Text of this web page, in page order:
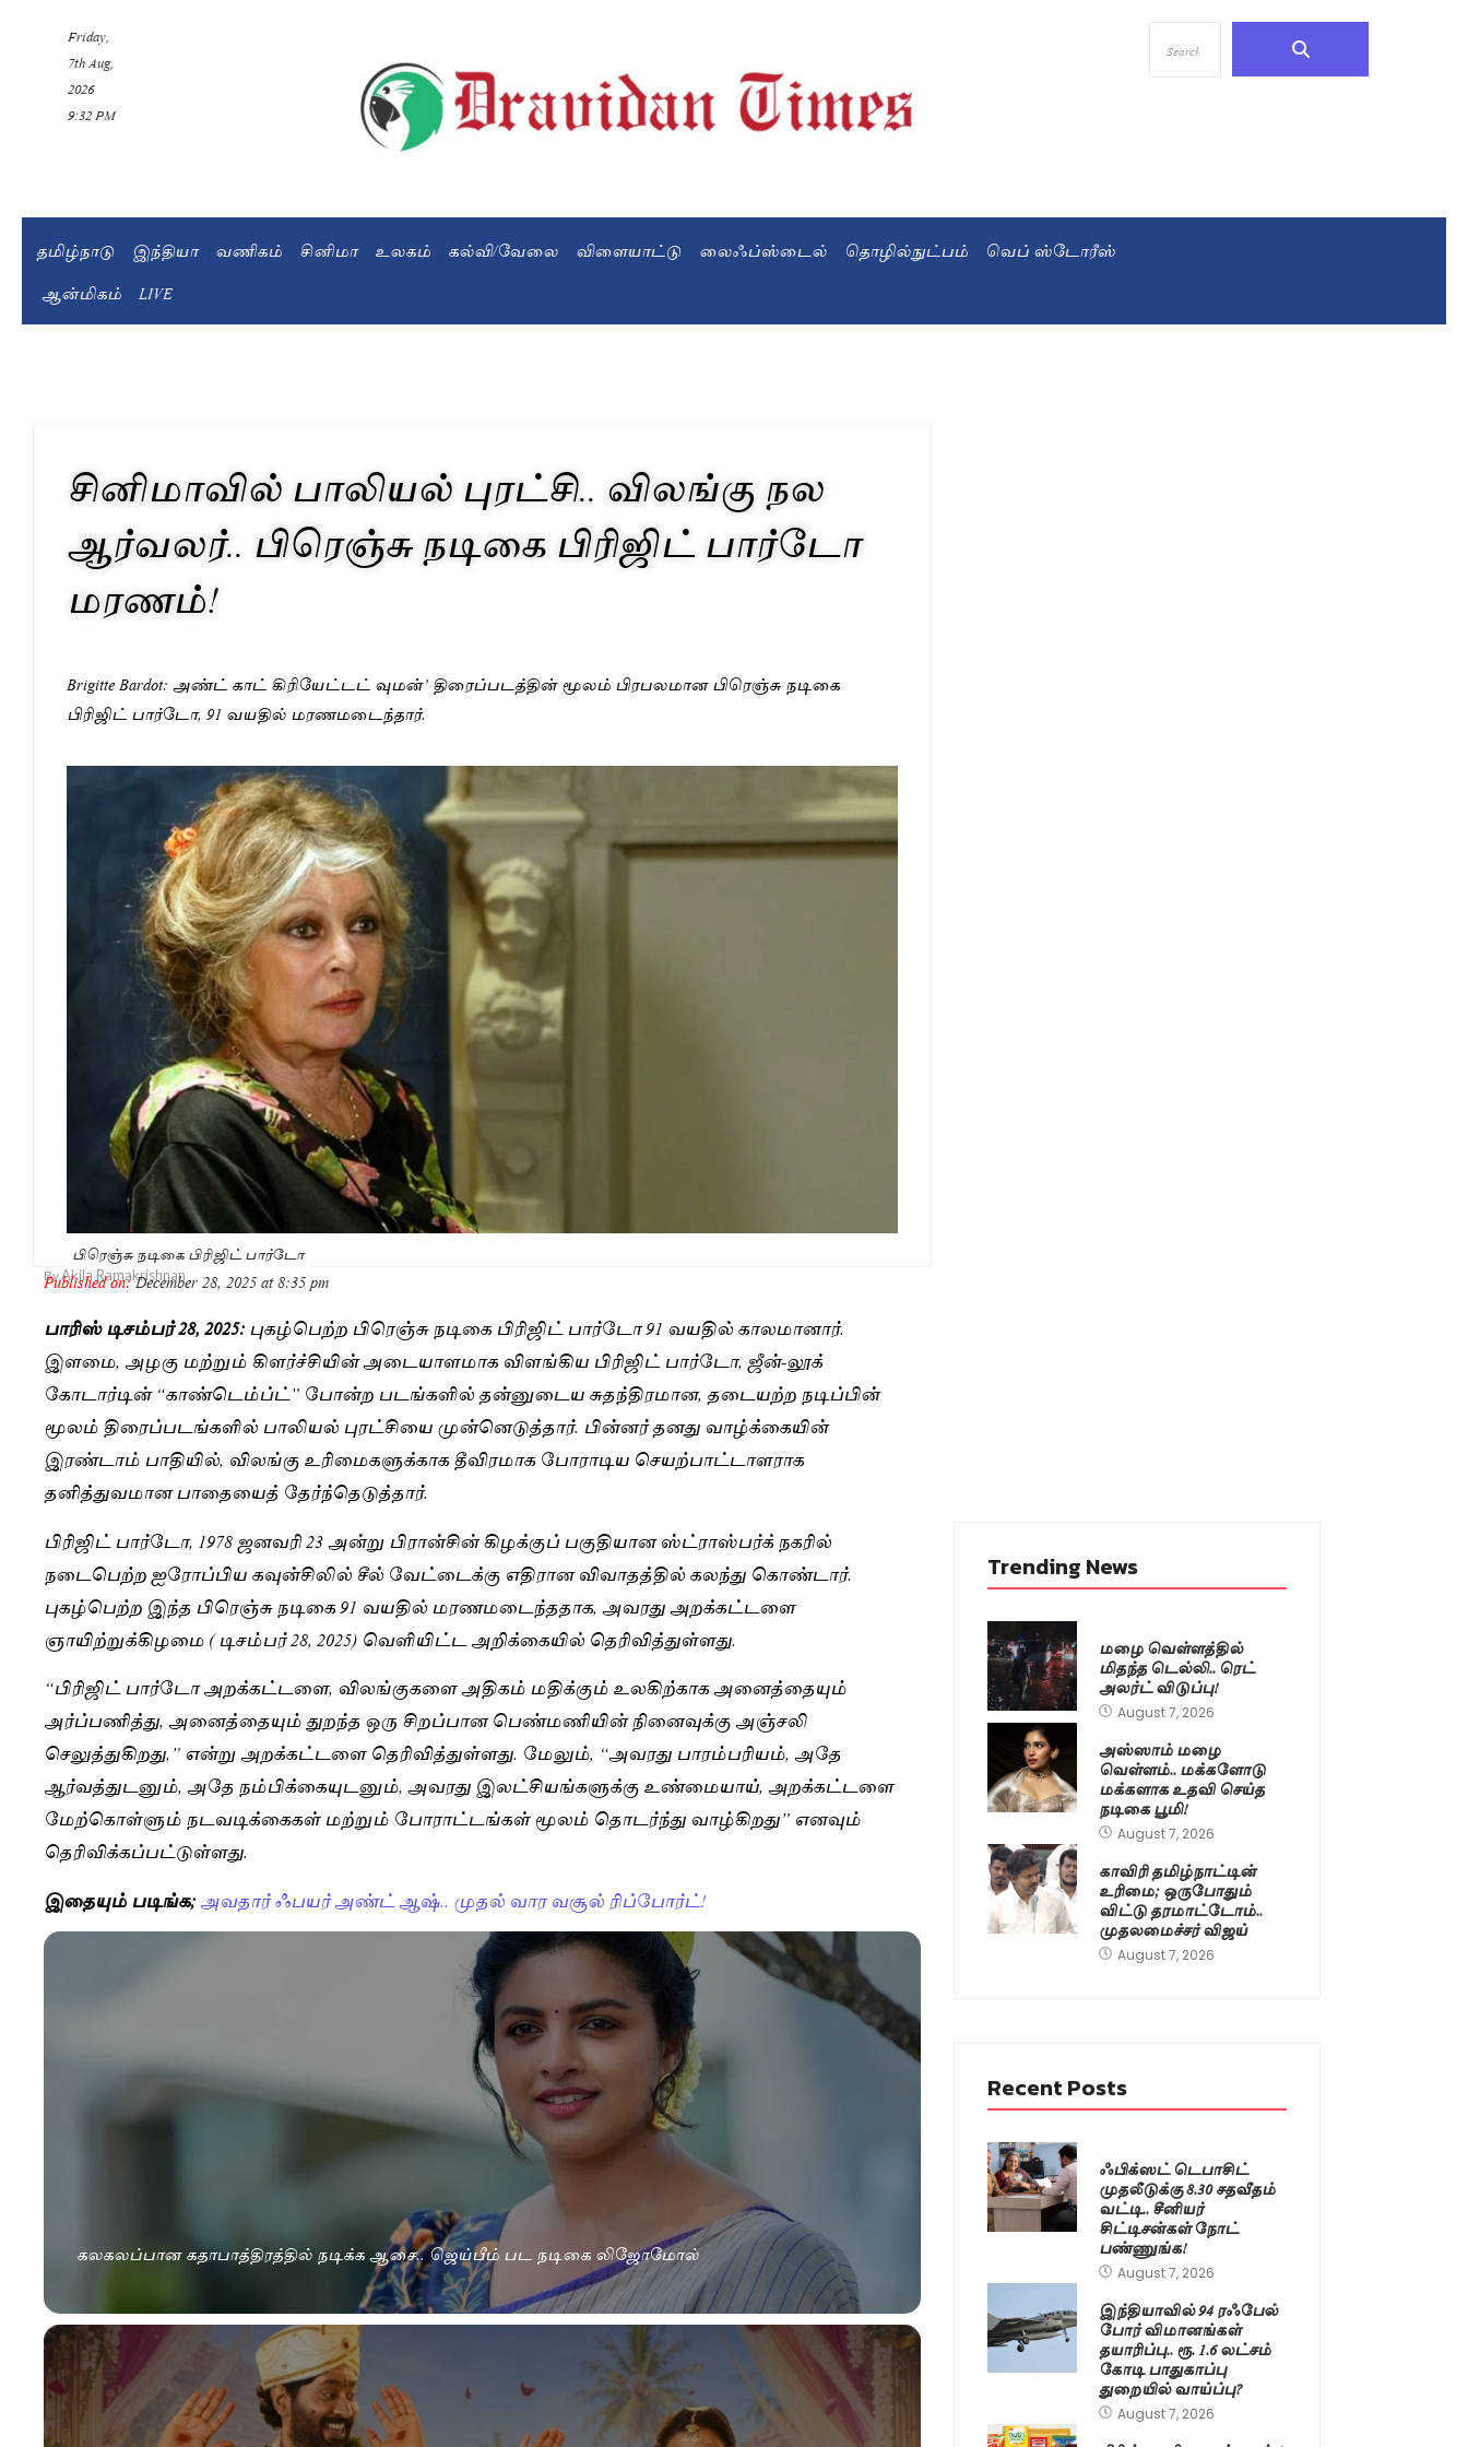
Friday,
7th Aug,
2026
9:32 PM
தமிழ்நாடு இந்தியா வணிகம் சினிமா உலகம் கல்வி/வேலை விளையாட்டு லைஃப்ஸ்டைல் தொழில்நுட்பம்
வெப் ஸ்டோரீஸ்
ஆன்மிகம்
LIVE
சினிமாவில் பாலியல் புரட்சி.. விலங்கு நல
ஆர்வலர்.. பிரெஞ்சு நடிகை பிரிஜிட் பார்டோ
மரணம்!
Brigitte Bardot: அண்ட் காட் கிரியேட்டட் வுமன்’ திரைப்படத்தின் மூலம் பிரபலமான பிரெஞ்சு நடிகை
பிரிஜிட் பார்டோ, 91 வயதில் மரணமடைந்தார்.
பிரெஞ்சு நடிகை பிரிஜிட் பார்டோ
ByAkila Ramakrishnan
Published on:December 28, 2025 at 8:35 pm
பாரிஸ் டிசம்பர் 28, 2025:புகழ்பெற்ற பிரெஞ்சு நடிகை பிரிஜிட் பார்டோ 91 வயதில் காலமானார்.
இளமை, அழகு மற்றும் கிளர்ச்சியின் அடையாளமாக விளங்கிய பிரிஜிட் பார்டோ, ஜீன்-லூக்
கோடார்டின் “காண்டெம்ப்ட்” போன்ற படங்களில் தன்னுடைய சுதந்திரமான, தடையற்ற நடிப்பின்
மூலம் திரைப்படங்களில் பாலியல் புரட்சியை முன்னெடுத்தார். பின்னர் தனது வாழ்க்கையின்
இரண்டாம் பாதியில், விலங்கு உரிமைகளுக்காக தீவிரமாக போராடிய செயற்பாட்டாளராக
தனித்துவமான பாதையைத் தேர்ந்தெடுத்தார்.
பிரிஜிட் பார்டோ, 1978 ஜனவரி 23 அன்று பிரான்சின் கிழக்குப் பகுதியான ஸ்ட்ராஸ்பர்க் நகரில்
நடைபெற்ற ஐரோப்பிய கவுன்சிலில் சீல் வேட்டைக்கு எதிரான விவாதத்தில் கலந்து கொண்டார்.
புகழ்பெற்ற இந்த பிரெஞ்சு நடிகை 91 வயதில் மரணமடைந்ததாக, அவரது அறக்கட்டளை
ஞாயிற்றுக்கிழமை ( டிசம்பர் 28, 2025) வெளியிட்ட அறிக்கையில் தெரிவித்துள்ளது.
“பிரிஜிட் பார்டோ அறக்கட்டளை, விலங்குகளை அதிகம் மதிக்கும் உலகிற்காக அனைத்தையும்
அர்ப்பணித்து, அனைத்தையும் துறந்த ஒரு சிறப்பான பெண்மணியின் நினைவுக்கு அஞ்சலி
செலுத்துகிறது,” என்று அறக்கட்டளை தெரிவித்துள்ளது. மேலும், “அவரது பாரம்பரியம், அதே
ஆர்வத்துடனும், அதே நம்பிக்கையுடனும், அவரது இலட்சியங்களுக்கு உண்மையாய், அறக்கட்டளை
மேற்கொள்ளும் நடவடிக்கைகள் மற்றும் போராட்டங்கள் மூலம் தொடர்ந்து வாழ்கிறது” எனவும்
தெரிவிக்கப்பட்டுள்ளது.
இதையும் படிங்க;அவதார் ஃபயர் அண்ட் ஆஷ்.. முதல் வார வசூல் ரிப்போர்ட்!
கலகலப்பான கதாபாத்திரத்தில் நடிக்க ஆசை.. ஜெய்பீம் பட நடிகை லிஜோமோல்
Trending News
மழை வெள்ளத்தில்
மிதந்த டெல்லி.. ரெட்
அலர்ட் விடுப்பு!
August 7, 2026
அஸ்ஸாம் மழை
வெள்ளம்.. மக்களோடு
மக்களாக உதவி செய்த
நடிகை பூமி!
August 7, 2026
காவிரி தமிழ்நாட்டின்
உரிமை; ஒருபோதும்
விட்டு தரமாட்டோம்..
முதலமைச்சர் விஜய்
August 7, 2026
Recent Posts
ஃபிக்ஸட் டெபாசிட்
முதலீடுக்கு 8.30 சதவீதம்
வட்டி.. சீனியர்
சிட்டிசன்கள் நோட்
பண்ணுங்க!
August 7, 2026
இந்தியாவில் 94 ரஃபேல்
போர் விமானங்கள்
தயாரிப்பு.. ரூ. 1.6 லட்சம்
கோடி பாதுகாப்பு
துறையில் வாய்ப்பு?
August 7, 2026